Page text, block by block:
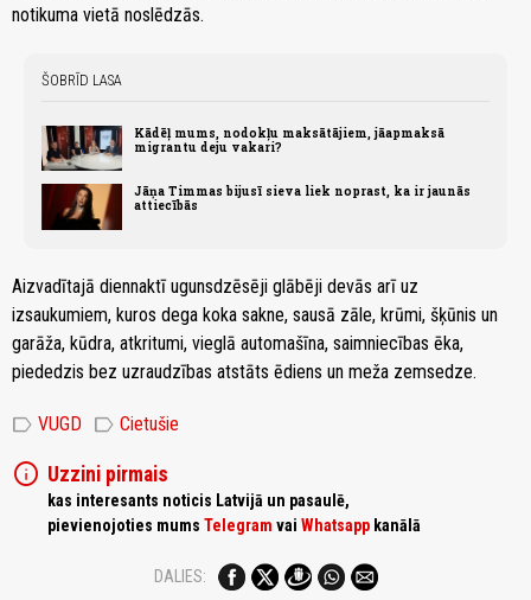
notikuma vietā noslēdzās.
ŠOBRĪD LASA
Kādēļ mums, nodokļu maksātājiem, jāapmaksā
migrantu deju vakari?
Jāņa Timmas bijusī sieva liek noprast, ka ir jaunās
attiecībās
Aizvadītajā diennaktī ugunsdzēsēji glābēji devās arī uz
izsaukumiem, kuros dega koka sakne, sausā zāle, krūmi, šķūnis un
garāža, kūdra, atkritumi, vieglā automašīna, saimniecības ēka,
piededzis bez uzraudzības atstāts ēdiens un meža zemsedze.
label VUGD label Cietušie
info Uzzini pirmais
kas interesants noticis Latvijā un pasaulē,
pievienojoties mums Telegram vai Whatsapp kanālā
DALIES: